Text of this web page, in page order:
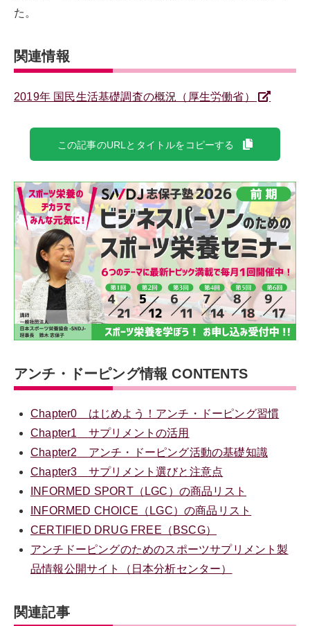
た。
関連情報
2019年 国民生活基礎調査の概況（厚生労働省）
この記事のURLとタイトルをコピーする
アンチ・ドーピング情報 CONTENTS
Chapter0
はじめよう！アンチ・ドーピング習慣
Chapter1
サプリメントの活用
Chapter2
アンチ・ドーピング活動の基礎知識
Chapter3
サプリメント選びと注意点
INFORMED SPORT（LGC）の商品リスト
INFORMED CHOICE（LGC）の商品リスト
CERTIFIED DRUG FREE（BSCG）
アンチドーピングのためのスポーツサプリメント製
品情報公開サイト（日本分析センター）
関連記事